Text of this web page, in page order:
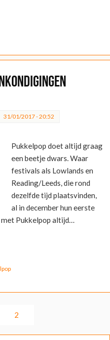
31/01/2017 - 20:52
Pukkelpop doet altijd graag
een beetje dwars. Waar
festivals als Lowlands en
Reading/Leeds, die rond
dezelfde tijd plaatsvinden,
al in december hun eerste
met Pukkelpop altijd…
2